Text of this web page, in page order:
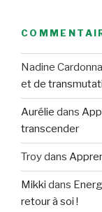
Nadine Cardonna
et de
Aurélie dans
transcender
Troydans
Mikki dans
retour à soi !